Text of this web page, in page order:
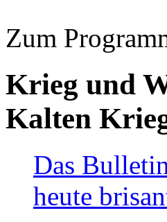
Zum
Krieg und
Kalten
Das
heute